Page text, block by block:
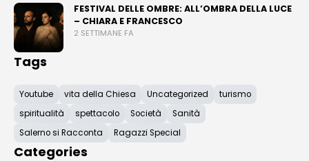
FESTIVAL DELLE OMBRE: ALL’OMBRA DELLA LUCE
– CHIARA E FRANCESCO
2 SETTIMANE FA
Tags
Youtube vita della Chiesa Uncategorized
turismo
spiritualità
spettacolo Società
Sanità
Salerno si Racconta
Ragazzi Special
Categories